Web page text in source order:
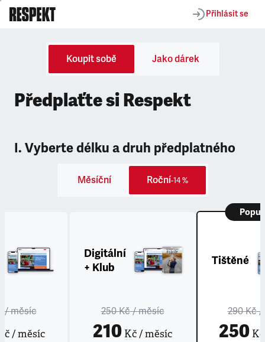
Přihlásit se
Koupit sobě Jako dárek
Předplaťte si Respekt
I. Vyberte délku a druh předplatného
Měsíční Roční-14 %
/ měsíc
/ měsíc
Digitální
+ Klub
250 Kč/ měsíc
210 Kč / měsíc
Tištěné
290 Kč/
250Kč